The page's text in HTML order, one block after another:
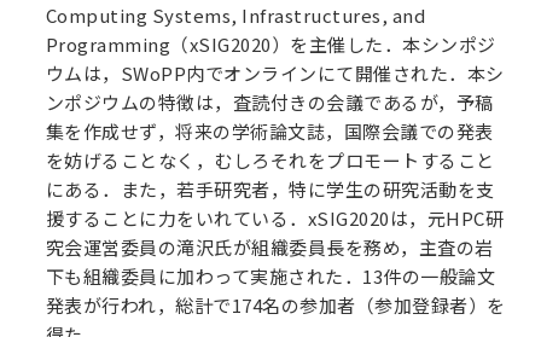
Computing Systems, Infrastructures, and
Programming（xSIG2020）を主催した．本シンポジ
ウムは，SWoPP内でオンラインにて開催された．本シ
ンポジウムの特徴は，査読付きの会議であるが，予稿
集を作成せず，将来の学術論文誌，国際会議での発表
を妨げることなく，むしろそれをプロモートすること
にある．また，若手研究者，特に学生の研究活動を支
援することに力をいれている．xSIG2020は，元HPC研
究会運営委員の滝沢氏が組織委員長を務め，主査の岩
下も組織委員に加わって実施された．13件の一般論文
発表が行われ，総計で174名の参加者（参加登録者）を